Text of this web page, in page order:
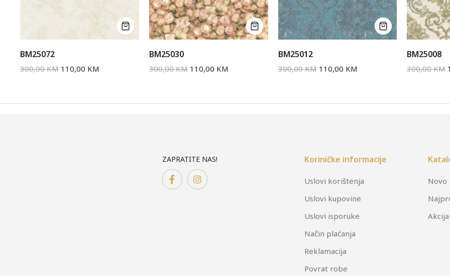
BM25072
300,00KM 110,00 KM
BM25030
300,00KM 110,00 KM
BM25012
300,00KM 110,00 KM
BM25008
300,00KM
ZAPRATITE NAS! Koriničke informacije
Uslovi korištenja
Uslovi kupovine
Uslovi isporuke
Način plaćanja
Reklamacija
Povrat robe
Novo
Akcija